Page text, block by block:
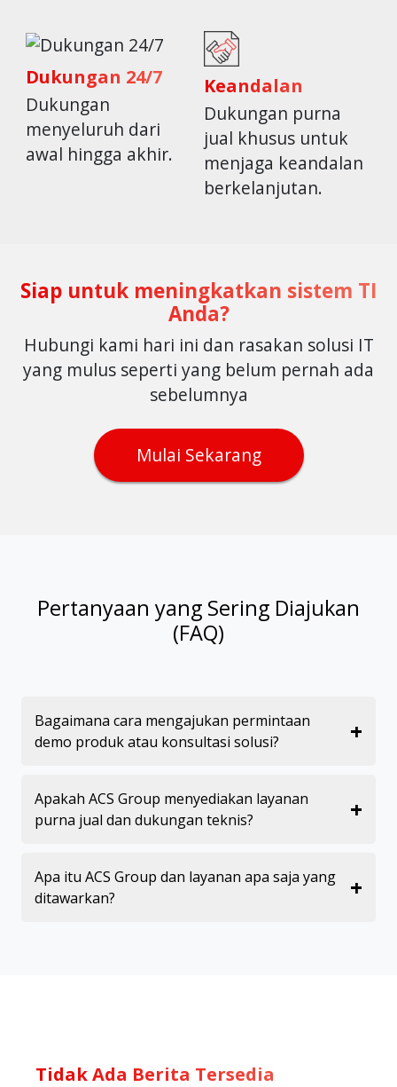
Dukungan 24/7
Dukungan
menyeluruh dari
awal hingga akhir.
Keandalan
Dukungan purna
jual khusus untuk
menjaga keandalan
berkelanjutan.
Siap untuk meningkatkan sistem TI
Anda?
Hubungi kami hari ini dan rasakan solusi IT
yang mulus seperti yang belum pernah ada
sebelumnya
Mulai Sekarang
Pertanyaan yang Sering Diajukan
(FAQ)
Bagaimana cara mengajukan permintaan
demo produk atau konsultasi solusi?
+
Apakah ACS Group menyediakan layanan
purna jual dan dukungan teknis?
+
Apa itu ACS Group dan layanan apa saja yang
ditawarkan?
+
Tidak Ada Berita Tersedia